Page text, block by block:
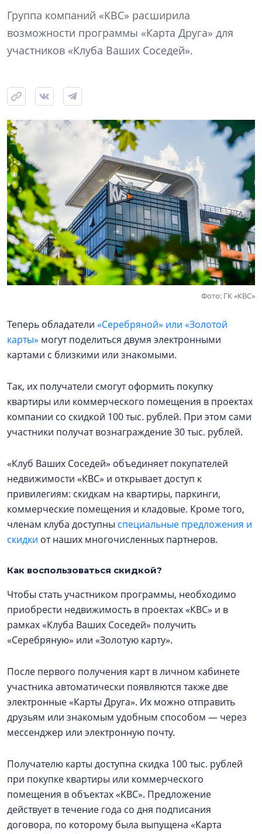
Группа компаний «КВС» расширила
возможности программы «Карта Друга» для
участников «Клуба Ваших Соседей».
Фото: ГК «КВС»
Теперь обладатели «Серебряной» или «Золотой
карты» могут поделиться двумя электронными
картами с близкими или знакомыми.
Так, их получатели смогут оформить покупку
квартиры или коммерческого помещения в проектах
компании со скидкой 100 тыс. рублей. При этом сами
участники получат вознаграждение 30 тыс. рублей.
«Клуб Ваших Соседей» объединяет покупателей
недвижимости «КВС» и открывает доступ к
привилегиям: скидкам на квартиры, паркинги,
коммерческие помещения и кладовые. Кроме того,
членам клуба доступны специальные предложения и
скидки от наших многочисленных партнеров.
Как воспользоваться скидкой?
Чтобы стать участником программы, необходимо
приобрести недвижимость в проектах «КВС» и в
рамках «Клуба Ваших Соседей» получить
«Серебряную» или «Золотую карту».
После первого получения карт в личном кабинете
участника автоматически появляются также две
электронные «Карты Друга». Их можно отправить
друзьям или знакомым удобным способом — через
мессенджер или электронную почту.
Получателю карты доступна скидка 100 тыс. рублей
при покупке квартиры или коммерческого
помещения в объектах «КВС». Предложение
действует в течение года со дня подписания
договора, по которому была выпущена «Карта